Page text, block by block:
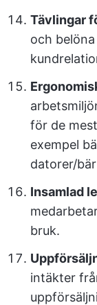
Tävlingar
och
för de
exempel
datorer/
Insamlad
bruk.
intäkter